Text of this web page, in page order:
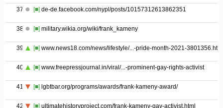
37 [■] de-de.facebook.com/nypl/posts/10157312613862351
38 [■] military.wikia.org/wiki/frank_kameny
39 [■] www.news18.com/news/lifestyle/...-pride-month-2021-
40 [■] www.freepressjournal.in/viral/...-prominent-gay-rights-activist
41 [■] lgbtbar.org/programs/awards/frank-kameny-award/
42 [■] ultimatehistoryproject.com/frank-kameny-gay-activist.html